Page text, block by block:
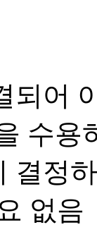
되어
수용
결정
없음